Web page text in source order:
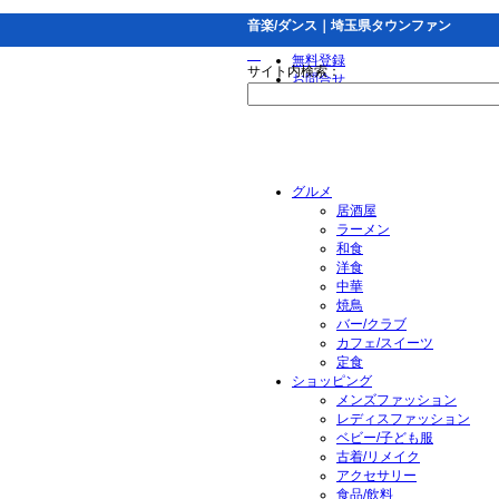
音楽/ダンス｜埼玉県タウンファン
無料登録
お問合せ
サイト内検索：
グルメ
居酒屋
ラーメン
和食
洋食
中華
焼鳥
バー/クラブ
カフェ/スイーツ
定食
ショッピング
メンズファッション
レディスファッション
ベビー/子ども服
古着/リメイク
アクセサリー
食品/飲料